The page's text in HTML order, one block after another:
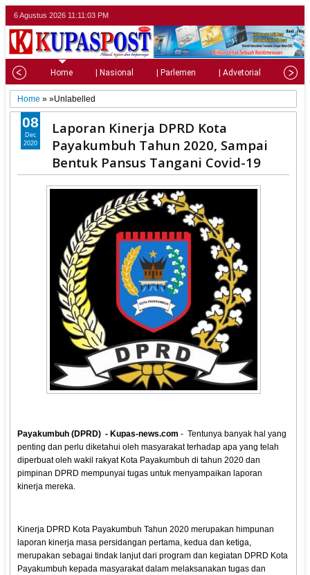
6 Agustus 2026 11:11:06 PM
Home | Nasional | Parlemen | Advetorial |
Home » »Unlabelled
Laporan Kinerja DPRD Kota
Payakumbuh Tahun 2020, Sampai
Bentuk Pansus Tangani Covid-19
Payakumbuh (DPRD) - Kupas-news.com - Tentunya banyak hal yang
penting dan perlu diketahui oleh masyarakat terhadap apa yang telah
diperbuat oleh wakil rakyat Kota Payakumbuh di tahun 2020 dan
pimpinan DPRD mempunyai tugas untuk menyampaikan laporan
kinerja mereka.
Kinerja DPRD Kota Payakumbuh Tahun 2020 merupakan himpunan
laporan kinerja masa persidangan pertama, kedua dan ketiga,
merupakan sebagai tindak lanjut dari program dan kegiatan DPRD Kota
Payakumbuh kepada masyarakat dalam melaksanakan tugas dan
08
Dec
2020